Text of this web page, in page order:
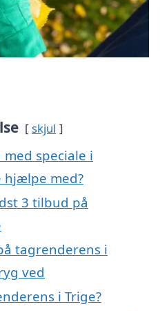
skjul
speciale i
hjælpe med?
3 tilbud på
tagrenderens i
ved
i Trige?